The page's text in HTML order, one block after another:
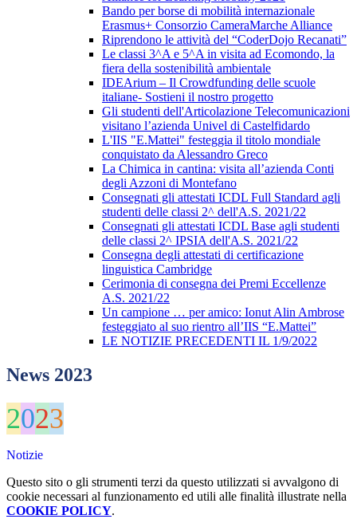
Bando per borse di mobilità internazionale
Erasmus+ Consorzio CameraMarche Alliance
Riprendono le attività del “CoderDojo Recanati”
Le classi 3^A e 5^A in visita ad Ecomondo, la
fiera della sostenibilità ambientale
IDEArium – Il Crowdfunding delle scuole
italiane- Sostieni il nostro progetto
Gli studenti dell'Articolazione Telecomunicazioni
visitano l’azienda Univel di Castelfidardo
L'IIS "E.Mattei" festeggia il titolo mondiale
conquistato da Alessandro Greco
La Chimica in cantina: visita all’azienda Conti
degli Azzoni di Montefano
Consegnati gli attestati ICDL Full Standard agli
studenti delle classi 2^ dell'A.S. 2021/22
Consegnati gli attestati ICDL Base agli studenti
delle classi 2^ IPSIA dell'A.S. 2021/22
Consegna degli attestati di certificazione
linguistica Cambridge
Cerimonia di consegna dei Premi Eccellenze
A.S. 2021/22
Un campione … per amico: Ionut Alin Ambrose
festeggiato al suo rientro all’IIS “E.Mattei”
LE NOTIZIE PRECEDENTI IL 1/9/2022
News 2023
2023
Notizie
Questo sito o gli strumenti terzi da questo utilizzati si avvalgono di
cookie necessari al funzionamento ed utili alle finalità illustrate nella
COOKIE POLICY.